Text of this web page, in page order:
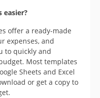
easier?
offer a ready-made
expenses, and
to quickly and
Most templates
Sheets and Excel
or get a copy to